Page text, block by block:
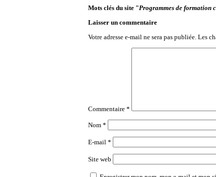
Mots clés du site "Programmes de formation
Laisser un commentaire
Votre adresse e-mail ne sera pas publiée. Les
Commentaire *
Nom *
E-mail *
Site web